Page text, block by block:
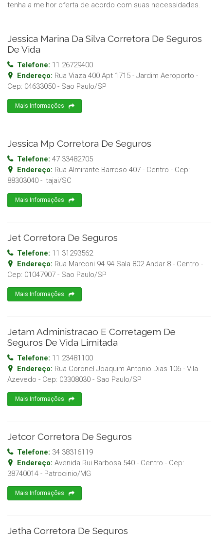
tenha a melhor oferta de acordo com suas necessidades.
Jessica Marina Da Silva Corretora De Seguros
De Vida
Telefone: 11 26729400
Endereço: Rua Viaza 400 Apt 1715 - Jardim Aeroporto -
Cep: 04633050 - Sao Paulo/SP
Mais Informações
Jessica Mp Corretora De Seguros
Telefone: 47 33482705
Endereço: Rua Almirante Barroso 407 - Centro - Cep:
88303040 - Itajai/SC
Mais Informações
Jet Corretora De Seguros
Telefone: 11 31293562
Endereço: Rua Marconi 94 94 Sala 802 Andar 8 - Centro -
Cep: 01047907 - Sao Paulo/SP
Mais Informações
Jetam Administracao E Corretagem De
Seguros De Vida Limitada
Telefone: 11 23481100
Endereço: Rua Coronel Joaquim Antonio Dias 106 - Vila
Azevedo - Cep: 03308030 - Sao Paulo/SP
Mais Informações
Jetcor Corretora De Seguros
Telefone: 34 38316119
Endereço: Avenida Rui Barbosa 540 - Centro - Cep:
38740014 - Patrocinio/MG
Mais Informações
Jetha Corretora De Seguros